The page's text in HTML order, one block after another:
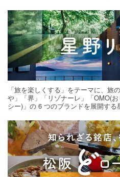
「旅を楽しくする」をテーマに、旅
や」「界」「リゾナーレ」「OMO(
シー)」の 6 つのブランドを展開す